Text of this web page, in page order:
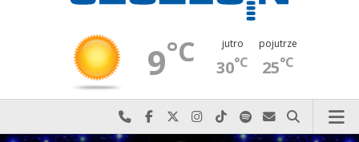
9°C jutro
30°C
pojutrze
25°C
Najlepiej po prostu do nas zadzwoń
Odwiedź nas na Facebook-u
Odwiedź nas na X
Odwiedź nas na Instagram-ie
Odwiedź nas na TikTok-u
Szukaj nas na Spotify
Wyślij do nas
Szukaj